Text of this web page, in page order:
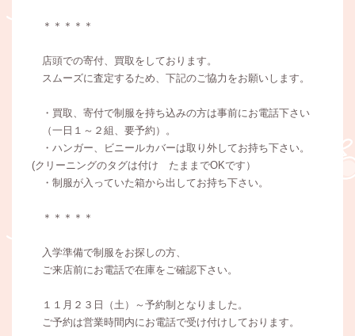
＊＊＊＊＊
店頭での寄付、買取をしております。
スムーズに査定するため、下記のご協力をお願いします。
・買取、寄付で制服を持ち込みの方は事前にお電話下さい
（一日１～２組、要予約）。
・ハンガー、ビニールカバーは取り外してお持ち下さい。
(クリーニングのタグは付け たままでOKです）
・制服が入っていた箱から出してお持ち下さい。
＊＊＊＊＊
入学準備で制服をお探しの方、
ご来店前にお電話で在庫をご確認下さい。
１１月２３日（土）～予約制となりました。
ご予約は営業時間内にお電話で受け付けしております。